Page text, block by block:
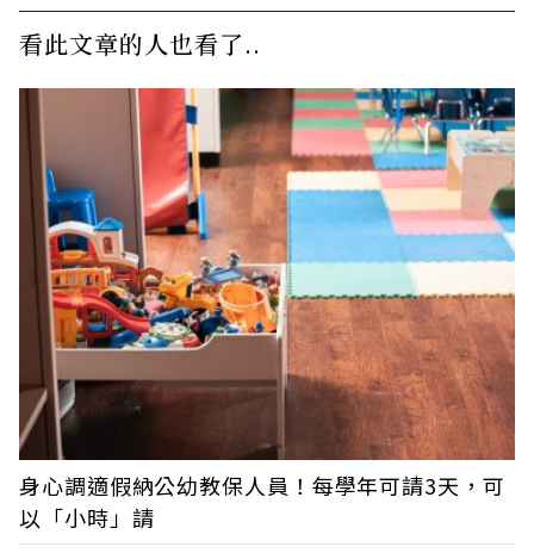
看此文章的人也看了..
身心調適假納公幼教保人員！每學年可請3天，可
以「小時」請